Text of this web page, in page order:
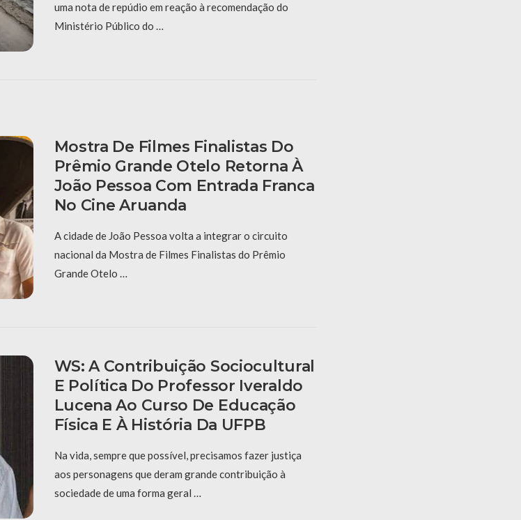
uma nota de repúdio em reação à recomendação do
Ministério Público do …
Mostra De Filmes Finalistas Do
Prêmio Grande Otelo Retorna À
João Pessoa Com Entrada Franca
No Cine Aruanda
A cidade de João Pessoa volta a integrar o circuito
nacional da Mostra de Filmes Finalistas do Prêmio
Grande Otelo …
WS: A Contribuição Sociocultural
E Política Do Professor Iveraldo
Lucena Ao Curso De Educação
Física E À História Da UFPB
Na vida, sempre que possível, precisamos fazer justiça
aos personagens que deram grande contribuição à
sociedade de uma forma geral …